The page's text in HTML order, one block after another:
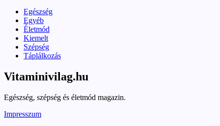
Egészség
Egyéb
Életmód
Kiemelt
Szépség
Táplálkozás
Vitaminivilag.hu
Egészség, szépség és életmód magazin.
Impresszum